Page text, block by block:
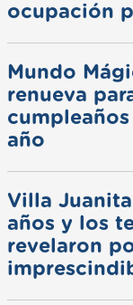
ocupación
Mundo
renueva
año
Villa
años y los
revelaron